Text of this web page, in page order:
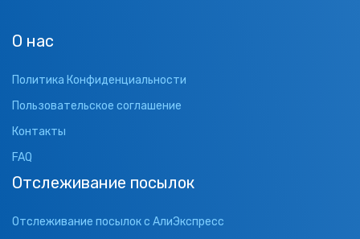
О нас
Политика Конфиденциальности
Пользовательское соглашение
Контакты
FAQ
Отслеживание посылок
Отслеживание посылок с АлиЭкспресс